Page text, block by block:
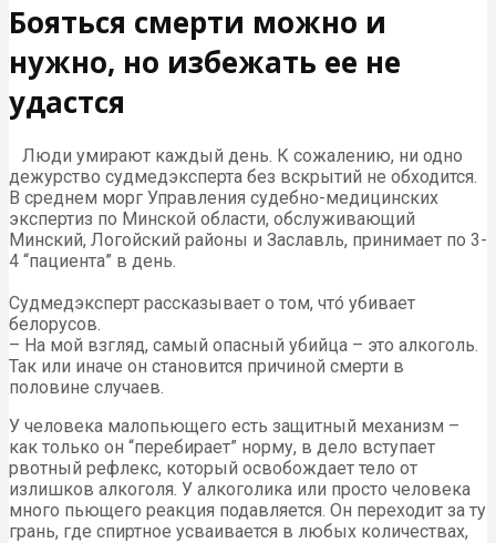
Бояться смерти можно и
нужно, но избежать ее не
удастся
Люди умирают каждый день. К сожалению, ни одно
дежурство судмедэксперта без вскрытий не обходится.
В среднем морг Управления судебно-медицинских
экспертиз по Минской области, обслуживающий
Минский, Логойский районы и Заславль, принимает по 3-
4 “пациента” в день.
Судмедэксперт рассказывает о том, что́ убивает
белорусов.
– На мой взгляд, самый опасный убийца – это алкоголь.
Так или иначе он становится причиной смерти в
половине случаев.
У человека малопьющего есть защитный механизм –
как только он “перебирает” норму, в дело вступает
рвотный рефлекс, который освобождает тело от
излишков алкоголя. У алкоголика или просто человека
много пьющего реакция подавляется. Он переходит за ту
грань, где спиртное усваивается в любых количествах,